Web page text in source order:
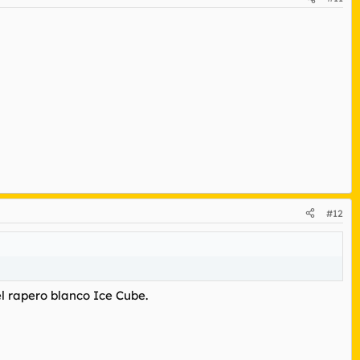
#12
rapero blanco Ice Cube.